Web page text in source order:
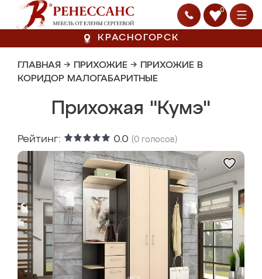
0
КРАСНОГОРСК
ГЛАВНАЯ → ПРИХОЖИЕ → ПРИХОЖИЕ В
КОРИДОР МАЛОГАБАРИТНЫЕ
Прихожая "Кумэ"
Рейтинг: 0.0 (0 голосов)